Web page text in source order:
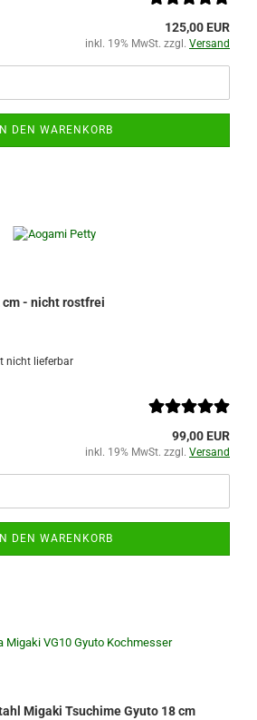
125,00 EUR
inkl. 19% MwSt. zzgl. Versand
IN DEN WARENKORB
- nicht rostfrei
nicht lieferbar
99,00 EUR
inkl. 19% MwSt. zzgl. Versand
IN DEN WARENKORB
Migaki Tsuchime Gyuto 18 cm